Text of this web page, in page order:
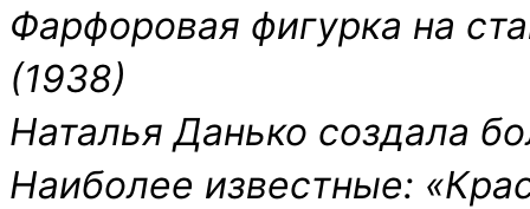
Фарфоровая фигурка на
(1938)
Наталья Данько создала
Наиболее известные: